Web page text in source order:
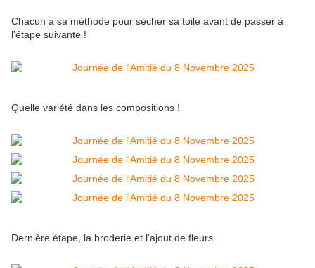
Chacun a sa méthode pour sécher sa toile avant de passer à
l'étape suivante !
Quelle variété dans les compositions !
Dernière étape, la broderie et l'ajout de fleurs.